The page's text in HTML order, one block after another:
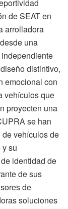
de SEAT en
arrolladora
una
distintivo,
emocional con
vehículos que
proyecten una
se han
vehículos de
su
identidad de
de sus
de
soluciones